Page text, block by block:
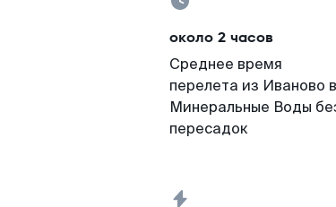
около 2 часов
Среднее время
перелета из Иваново в
Минеральные Воды
пересадок